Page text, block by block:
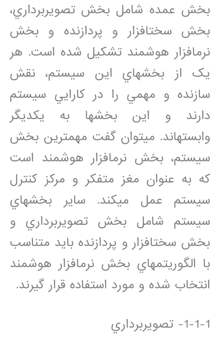
بخش عمده شامل بخش تصويربرداري،
بخش سخت‏افزار و پردازنده و بخش
نرم‏افزار هوشمند تشکيل شده است. هر
يک از بخش‏هاي اين سيستم، نقش
سازنده و مهمي را در کارايي سيستم
دارند و اين بخش‏ها به يکديگر
وابسته‏اند. مي‏توان گفت مهمترين بخش
سيستم، بخش نرم‏افزار هوشمند است
که به عنوان مغز متفکر و مرکز کنترل
سيستم عمل مي‏کند. ساير بخش‏هاي
سيستم شامل بخش تصويربرداري و
بخش سخت‏افزار و پردازنده بايد متناسب
با الگوريتم‏هاي بخش نرم‏افزار هوشمند
انتخاب شده و مورد استفاده قرار گيرند.
1-1-1- تصويربرداري